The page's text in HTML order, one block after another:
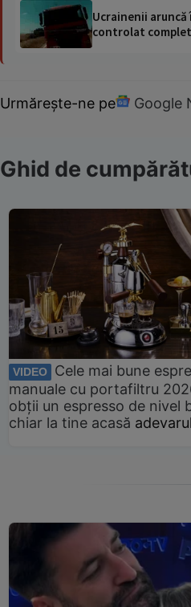
Ucrainenii aruncă
controlat complet
Urmărește-ne pe Google
Ghid de
VIDEO
Cele mai bune
manuale cu portafiltru
obții un espresso de nivel
chiar la tine acasă